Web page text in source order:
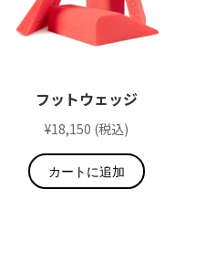
フットウェッジ
¥18,150 (税込)
カートに追加